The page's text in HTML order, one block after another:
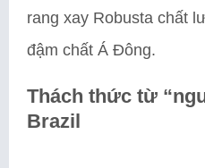
rang xay Robusta chất
đậm chất Á Đông.
Thách thức từ
Brazil